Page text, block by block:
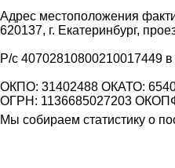
Адрес местоположения
620137, г. Екатеринбург,
Р/с 40702810800210017449
ОКПО: 31402488 ОКАТО:
ОГРН: 1136685027203
Мы собираем статистику о